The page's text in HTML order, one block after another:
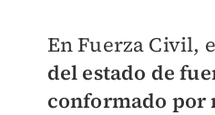
En Fuerza Civil,
del estado de
conformado por